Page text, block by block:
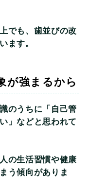
でも、歯並びの改
ます。
が強まるから
のうちに「自己管
」などと思われて
の生活習慣や健康
う傾向がありま